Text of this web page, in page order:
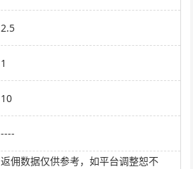
2.5
1
10
----
返佣数据仅供参考，如平台调整恕不